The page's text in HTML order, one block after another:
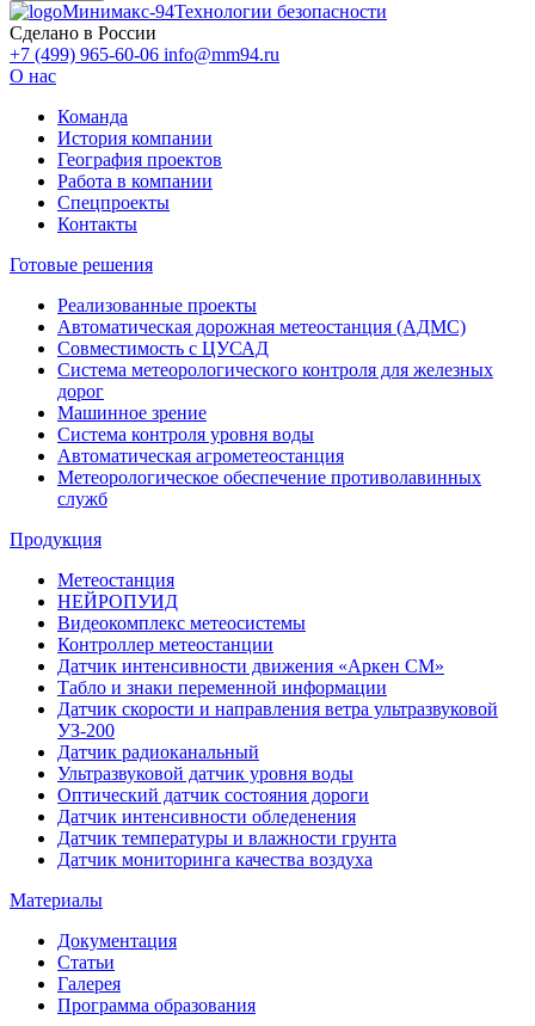
Минимакс-94Технологии безопасности
Сделано в России
+7 (499) 965-60-06 info@mm94.ru
О нас
Команда
История компании
География проектов
Работа в компании
Спецпроекты
Контакты
Готовые решения
Реализованные проекты
Автоматическая дорожная метеостанция (АДМС)
Совместимость с ЦУСАД
Система метеорологического контроля для железных
дорог
Машинное зрение
Система контроля уровня воды
Автоматическая агрометеостанция
Метеорологическое обеспечение противолавинных
служб
Продукция
Метеостанция
НЕЙРОПУИД
Видеокомплекс метеосистемы
Контроллер метеостанции
Датчик интенсивности движения «Аркен СМ»
Табло и знаки переменной информации
Датчик скорости и направления ветра ультразвуковой
УЗ-200
Датчик радиоканальный
Ультразвуковой датчик уровня воды
Оптический датчик состояния дороги
Датчик интенсивности обледенения
Датчик температуры и влажности грунта
Датчик мониторинга качества воздуха
Материалы
Документация
Статьи
Галерея
Программа образования